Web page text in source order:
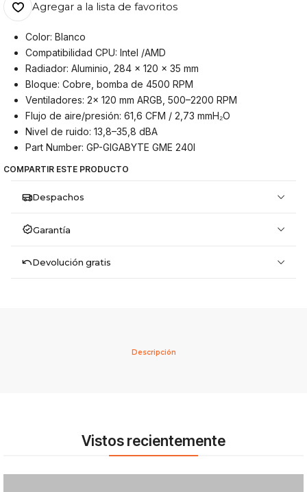
Agregar a la lista de favoritos
Color: Blanco
Compatibilidad CPU: Intel /AMD
Radiador: Aluminio, 284 x 120 x 35 mm
Bloque: Cobre, bomba de 4500 RPM
Ventiladores: 2x 120 mm ARGB, 500–2200 RPM
Flujo de aire/presión: 61,6 CFM / 2,73 mmH₂O
Nivel de ruido: 13,8–35,8 dBA
Part Number: GP-GIGABYTE GME 240I
COMPARTIR ESTE PRODUCTO
Despachos
Garantía
Devolución gratis
Descripción
Vistos recientemente